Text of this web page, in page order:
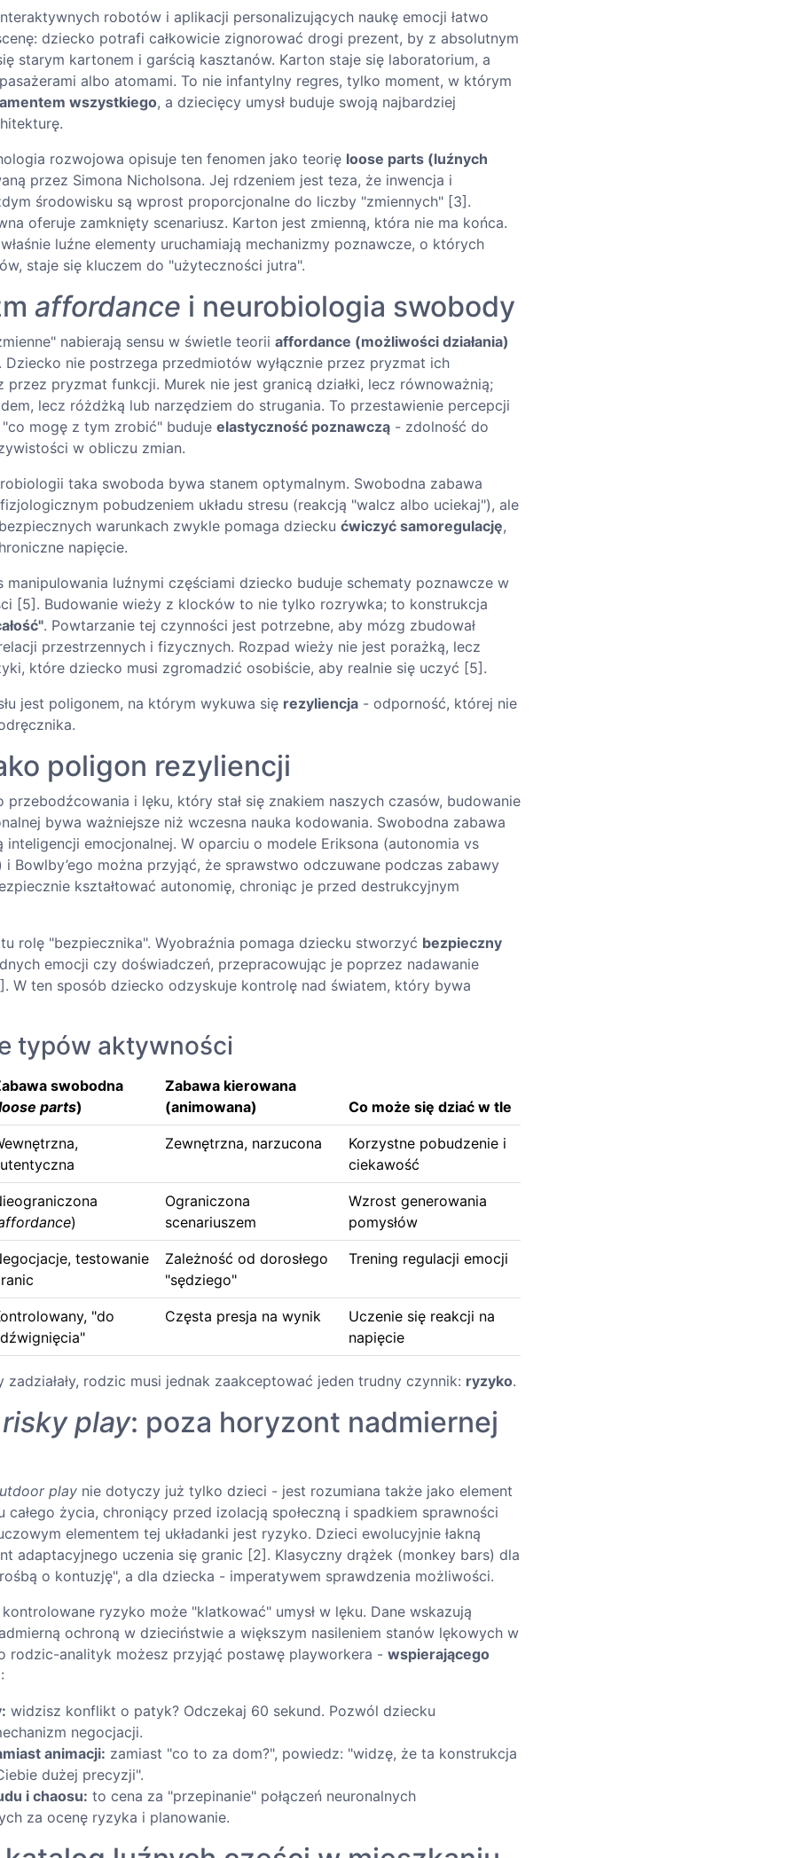
robotów i aplikacji personalizujących naukę emocji łatwo
dziecko potrafi całkowicie zignorować drogi prezent, by z absolutnym
starym kartonem i garścią kasztanów. Karton staje się laboratorium, a
albo atomami. To nie infantylny regres, tylko moment, w którym
wszystkiego, a dziecięcy umysł buduje swoją najbardziej
rozwojowa opisuje ten fenomen jako teorię loose parts (luźnych
przez Simona Nicholsona. Jej rdzeniem jest teza, że inwencja i
środowisku są wprost proporcjonalne do liczby "zmiennych" [3].
oferuje zamknięty scenariusz. Karton jest zmienną, która nie ma końca.
luźne elementy uruchamiają mechanizmy poznawcze, o których
staje się kluczem do "użyteczności jutra".
affordance i neurobiologia swobody
nabierają sensu w świetle teorii affordance (możliwości działania)
Dziecko nie postrzega przedmiotów wyłącznie przez pryzmat ich
przez pryzmat funkcji. Murek nie jest granicą działki, lecz równoważnią;
lecz różdżką lub narzędziem do strugania. To przestawienie percepcji
mogę z tym zrobić" buduje elastyczność poznawczą - zdolność do
w obliczu zmian.
taka swoboda bywa stanem optymalnym. Swobodna zabawa
pobudzeniem układu stresu (reakcją "walcz albo uciekaj"), ale
warunkach zwykle pomaga dziecku ćwiczyć samoregulację,
napięcie.
manipulowania luźnymi częściami dziecko buduje schematy poznawcze w
[5]. Budowanie wieży z klocków to nie tylko rozrywka; to konstrukcja
. Powtarzanie tej czynności jest potrzebne, aby mózg zbudował
przestrzennych i fizycznych. Rozpad wieży nie jest porażką, lecz
które dziecko musi zgromadzić osobiście, aby realnie się uczyć [5].
jest poligonem, na którym wykuwa się rezyliencja - odporność, której nie
poligon rezyliencji
i lęku, który stał się znakiem naszych czasów, budowanie
bywa ważniejsze niż wczesna nauka kodowania. Swobodna zabawa
inteligencji emocjonalnej. W oparciu o modele Eriksona (autonomia vs
Bowlby’ego można przyjąć, że sprawstwo odczuwane podczas zabawy
kształtować autonomię, chroniąc je przed destrukcyjnym
tu rolę "bezpiecznika". Wyobraźnia pomaga dziecku stworzyć bezpieczny
emocji czy doświadczeń, przepracowując je poprzez nadawanie
W ten sposób dziecko odzyskuje kontrolę nad światem, który bywa
typów aktywności
swobodna
parts)
Zabawa kierowana
(animowana)
Co może się dziać w tle
Zewnętrzna, narzucona
Korzystne pobudzenie i
ciekawość
)
Ograniczona
scenariuszem
Wzrost generowania
pomysłów
testowanie
Zależność od dorosłego
"sędziego"
Trening regulacji emocji
"do
Częsta presja na wynik
Uczenie się reakcji na
napięcie
zadziałały, rodzic musi jednak zaakceptować jeden trudny czynnik: ryzyko.
risky play: poza horyzont nadmiernej
play nie dotyczy już tylko dzieci - jest rozumiana także jako element
całego życia, chroniący przed izolacją społeczną i spadkiem sprawności
elementem tej układanki jest ryzyko. Dzieci ewolucyjnie łakną
adaptacyjnego uczenia się granic [2]. Klasyczny drążek (monkey bars) dla
o kontuzję", a dla dziecka - imperatywem sprawdzenia możliwości.
ryzyko może "klatkować" umysł w lęku. Dane wskazują
ochroną w dzieciństwie a większym nasileniem stanów lękowych w
rodzic-analityk możesz przyjąć postawę playworkera - wspierającego
widzisz konflikt o patyk? Odczekaj 60 sekund. Pozwól dziecku
negocjacji.
animacji: zamiast "co to za dom?", powiedz: "widzę, że ta konstrukcja
dużej precyzji".
i chaosu: to cena za "przepinanie" połączeń neuronalnych
za ocenę ryzyka i planowanie.